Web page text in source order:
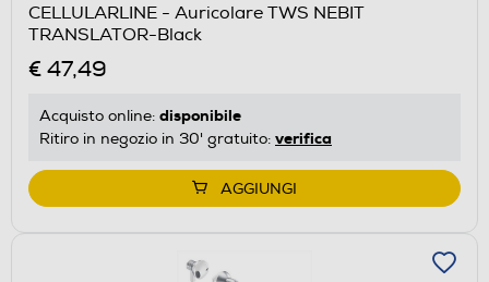
CELLULARLINE - Auricolare TWS NEBIT
TRANSLATOR-Black
€ 47,49
Acquisto online: disponibile
Ritiro in negozio in 30' gratuito: verifica
AGGIUNGI